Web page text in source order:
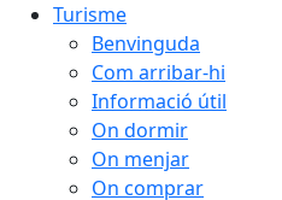
Turisme
Benvinguda
Com arribar-hi
Informació útil
On dormir
On menjar
On comprar